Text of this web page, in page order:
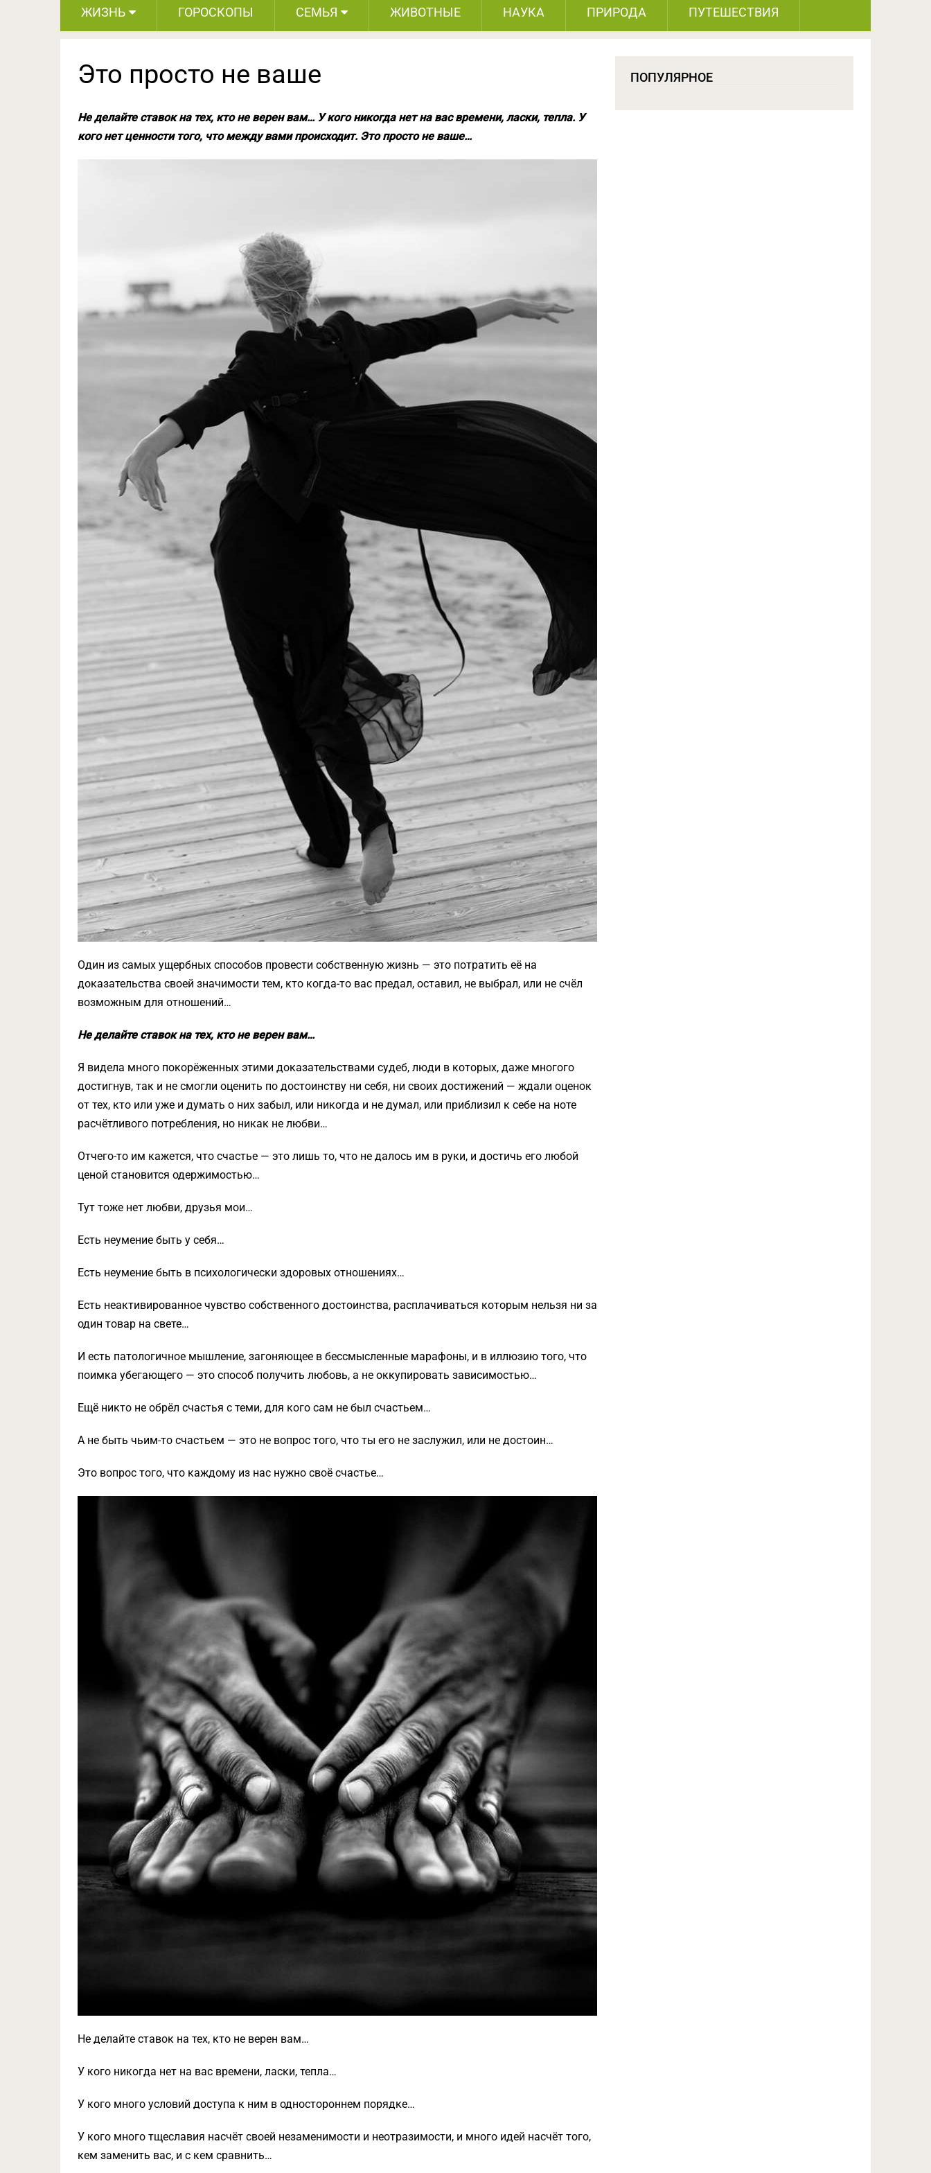
ЖИЗНЬ ГОРОСКОПЫ СЕМЬЯ ЖИВОТНЫЕ НАУКА ПРИРОДА ПУТЕШЕСТВИЯ
Это просто не ваше
Не делайте ставок на тех, кто не верен вам… У кого никогда нет на вас времени, ласки, тепла. У
кого нет ценности того, что между вами происходит. Это просто не ваше…
Один из самых ущербных способов провести собственную жизнь — это потратить её на
доказательства своей значимости тем, кто когда-то вас предал, оставил, не выбрал, или не счёл
возможным для отношений…
Не делайте ставок на тех, кто не верен вам…
Я видела много покорёженных этими доказательствами судеб, люди в которых, даже многого
достигнув, так и не смогли оценить по достоинству ни себя, ни своих достижений — ждали оценок
от тех, кто или уже и думать о них забыл, или никогда и не думал, или приблизил к себе на ноте
расчётливого потребления, но никак не любви…
Отчего-то им кажется, что счастье — это лишь то, что не далось им в руки, и достичь его любой
ценой становится одержимостью…
Тут тоже нет любви, друзья мои…
Есть неумение быть у себя…
Есть неумение быть в психологически здоровых отношениях…
Есть неактивированное чувство собственного достоинства, расплачиваться которым нельзя ни за
один товар на свете…
И есть патологичное мышление, загоняющее в бессмысленные марафоны, и в иллюзию того, что
поимка убегающего — это способ получить любовь, а не оккупировать зависимостью…
Ещё никто не обрёл счастья с теми, для кого сам не был счастьем…
А не быть чьим-то счастьем — это не вопрос того, что ты его не заслужил, или не достоин…
Это вопрос того, что каждому из нас нужно своё счастье…
Не делайте ставок на тех, кто не верен вам…
У кого никогда нет на вас времени, ласки, тепла…
У кого много условий доступа к ним в одностороннем порядке…
У кого много тщеславия насчёт своей незаменимости и неотразимости, и много идей насчёт того,
кем заменить вас, и с кем сравнить…
ПОПУЛЯРНОЕ